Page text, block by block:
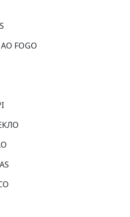
FOGO